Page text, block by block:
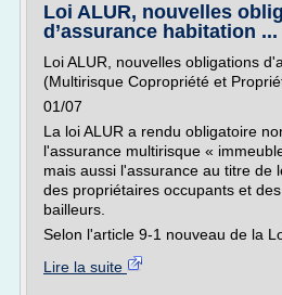
Loi ALUR, nouvelles
d’assurance habitation ...
Loi ALUR, nouvelles obligations
(Multirisque Copropriété et
01/07
La loi ALUR a rendu obligatoire
l'assurance multirisque «
mais aussi l'assurance au titre de
des propriétaires occupants et
bailleurs.
Selon l'article 9-1 nouveau de la
Lire la suite